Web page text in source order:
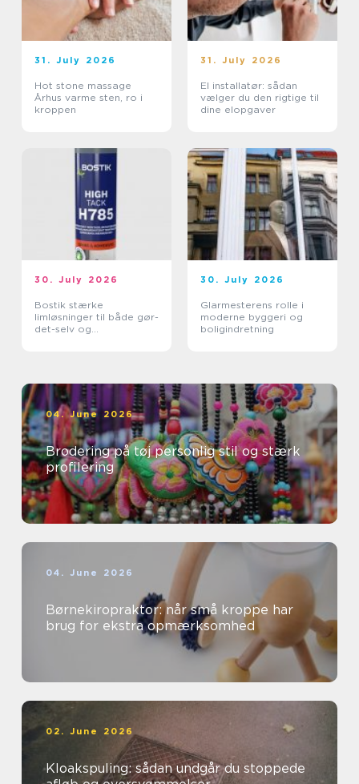
31. July 2026
Hot stone massage
Århus varme sten, ro i
kroppen
31. July 2026
El installatør: sådan
vælger du den rigtige til
dine elopgaver
30. July 2026
Bostik stærke
limløsninger til både gør-
det-selv og
30. July 2026
Glarmesterens rolle i
moderne byggeri og
boligindretning
04. June 2026
Brodering på tøj personlig stil og stærk
profilering
04. June 2026
Børnekiropraktor: når små kroppe har
brug for ekstra opmærksomhed
02. June 2026
Kloakspuling: sådan undgår du stoppede